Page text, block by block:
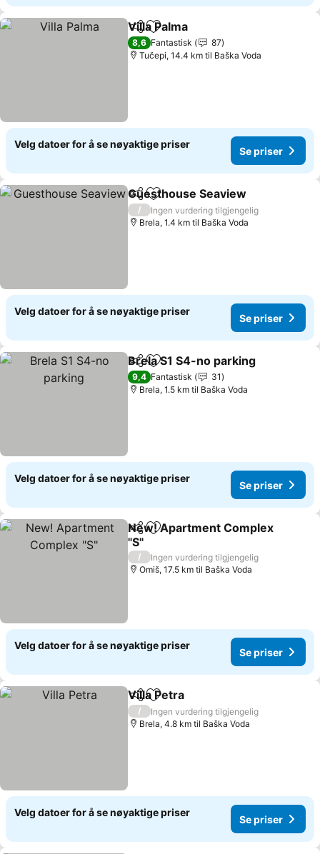
Del Legg til i favoritter
Villa Palma
8,6 Fantastisk
87
Tučepi, 14.4 km til Baška Voda
Velg datoer for å se nøyaktige priser
Se priser
Del Legg til i favoritter
Guesthouse Seaview
/
Ingen vurdering tilgjengelig
Brela, 1.4 km til Baška Voda
Velg datoer for å se nøyaktige priser
Se priser
Del Legg til i favoritter
Brela S1 S4-no parking
9,4 Fantastisk
31
Brela, 1.5 km til Baška Voda
Velg datoer for å se nøyaktige priser
Se priser
Del Legg til i favoritter
New! Apartment Complex
"S"
Se priser
/
Ingen vurdering tilgjengelig
Omiš, 17.5 km til Baška Voda
Velg datoer for å se nøyaktige priser
Se priser
Del Legg til i favoritter
Villa Petra
/
Ingen vurdering tilgjengelig
Brela, 4.8 km til Baška Voda
Velg datoer for å se nøyaktige priser
Se priser